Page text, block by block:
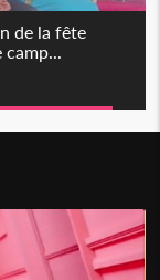
de la fête